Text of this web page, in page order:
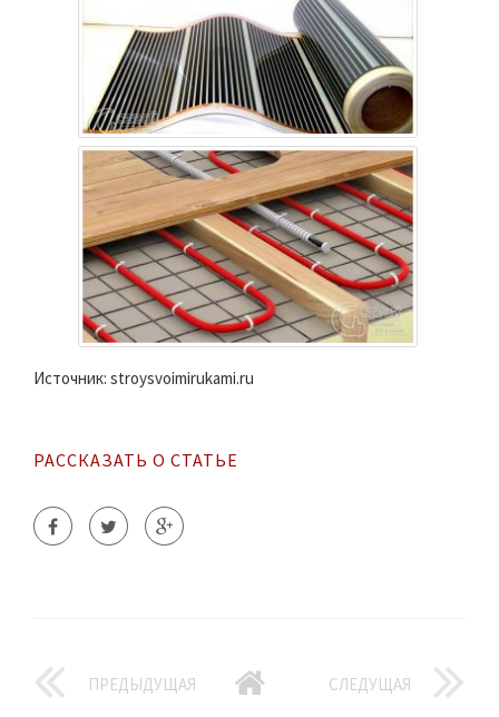
Источник: stroysvoimirukami.ru
РАССКАЗАТЬ О СТАТЬЕ
ПРЕДЫДУЩАЯ СЛЕДУЩАЯ